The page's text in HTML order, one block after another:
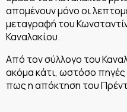
απομένουν μόνο οι
μεταγραφή του
Καναλακίου.
Από τον σύλλογο του
ακόμα κάτι, ωστόσο
πως η απόκτηση του